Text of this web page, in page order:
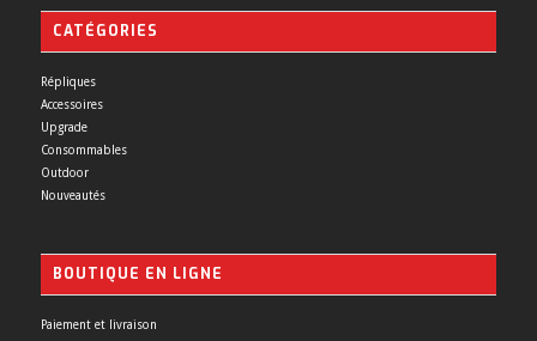
CATÉGORIES
Répliques
Accessoires
Upgrade
Consommables
Outdoor
Nouveautés
BOUTIQUE EN LIGNE
Paiement et livraison